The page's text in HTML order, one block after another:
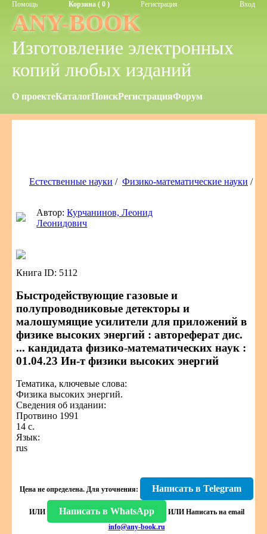
Помощь Корзина ( 0 ) Регистрация Вход
ANY-BOOK
Изготовление электронных
копий любых изданий
О проектеКаталогПоискРегистрацияФорум
Естественные науки / Физико-математические науки /
Автор:Курчанинов, Леонид
Леонидович
Книга ID: 5112
Быстродействующие газовые и
полупроводниковые детекторы и
малошумящие усилители для приложений в
физике высоких энергий : автореферат дис.
... кандидата физико-математических наук :
01.04.23 Ин-т физики высоких энергий
Тематика, ключевые слова:
Физика высоких энергий.
Сведения об издании:
Протвино 1991
14 с.
Язык:
rus
Цена не определена. Для уточнения: Написать в Telegram
ИЛИ Написать в WhatsApp ИЛИ Написать на email
info@any-book.ru